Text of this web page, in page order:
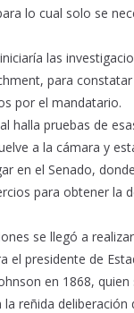
lo cual solo se
las
para
por el mandatario.
halla pruebas de
a la cámara y
en el Senado,
para obtener la
se llegó a
el presidente de
en 1868,
reñida deliberación